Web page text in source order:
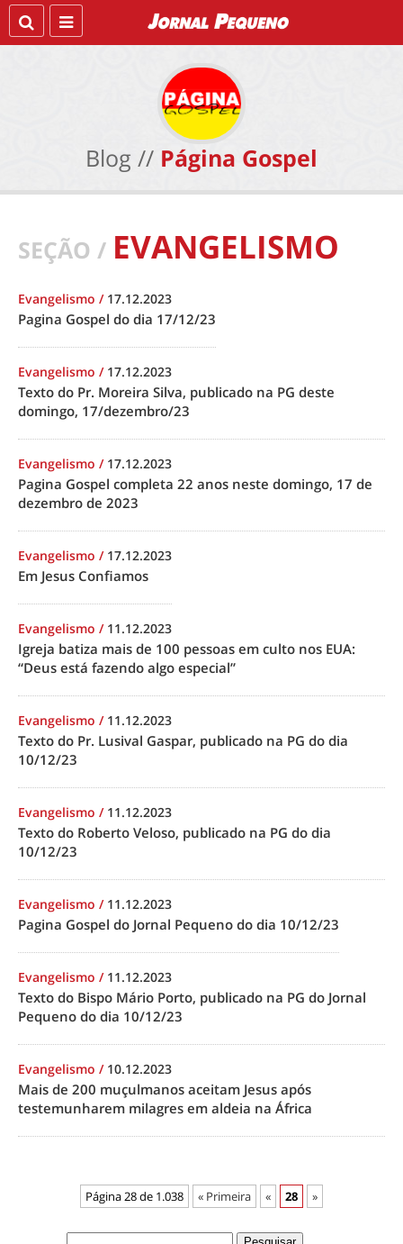
Blog // Página Gospel
SEÇÃO / EVANGELISMO
Evangelismo / 17.12.2023
Pagina Gospel do dia 17/12/23
Evangelismo / 17.12.2023
Texto do Pr. Moreira Silva, publicado na PG deste
domingo, 17/dezembro/23
Evangelismo / 17.12.2023
Pagina Gospel completa 22 anos neste domingo, 17 de
dezembro de 2023
Evangelismo / 17.12.2023
Em Jesus Confiamos
Evangelismo / 11.12.2023
Igreja batiza mais de 100 pessoas em culto nos EUA:
“Deus está fazendo algo especial”
Evangelismo / 11.12.2023
Texto do Pr. Lusival Gaspar, publicado na PG do dia
10/12/23
Evangelismo / 11.12.2023
Texto do Roberto Veloso, publicado na PG do dia
10/12/23
Evangelismo / 11.12.2023
Pagina Gospel do Jornal Pequeno do dia 10/12/23
Evangelismo / 11.12.2023
Texto do Bispo Mário Porto, publicado na PG do Jornal
Pequeno do dia 10/12/23
Evangelismo / 10.12.2023
Mais de 200 muçulmanos aceitam Jesus após
testemunharem milagres em aldeia na África
Página 28 de 1.038 « Primeira « 28 »